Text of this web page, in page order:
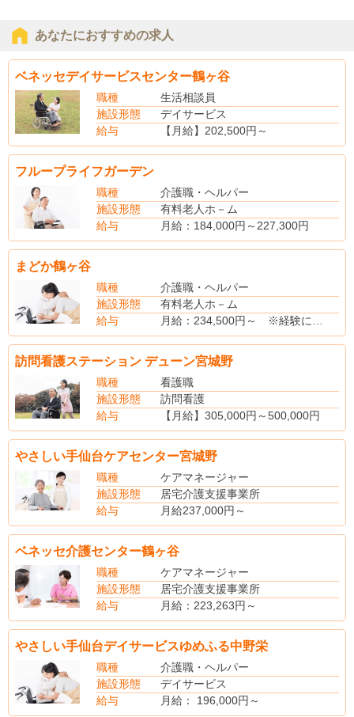
あなたにおすすめの求人
ベネッセデイサービスセンター鶴ヶ谷
職種
生活相談員
施設形態
デイサービス
給与
【月給】202,500円～
【賞与】年2回
【退職金制度】あり
フループライフガーデン
職種
介護職・ヘルパー
施設形態
有料老人ホ－ム
給与
月給：184,000円～227,300円
まどか鶴ヶ谷
職種
介護職・ヘルパー
施設形態
有料老人ホ－ム
給与
訪問看護ステーション デューン宮城野
職種
看護職
施設形態
訪問看護
給与
【月給】305,000円～500,000円
【昇給】あり
【退職金】あり
【社会保険】完備
やさしい手仙台ケアセンター宮城野
職種
ケアマネージャー
施設形態
居宅介護支援事業所
給与
月給237,000円～
ベネッセ介護センター鶴ヶ谷
職種
ケアマネージャー
施設形態
居宅介護支援事業所
給与
月給：223,263円～
(手当内訳)
外勤手当 40,763円
処遇改善加算手当 2,500円
やさしい手仙台デイサービスゆめふる中野栄
職種
介護職・ヘルパー
施設形態
デイサービス
給与
月給： 196,000円～